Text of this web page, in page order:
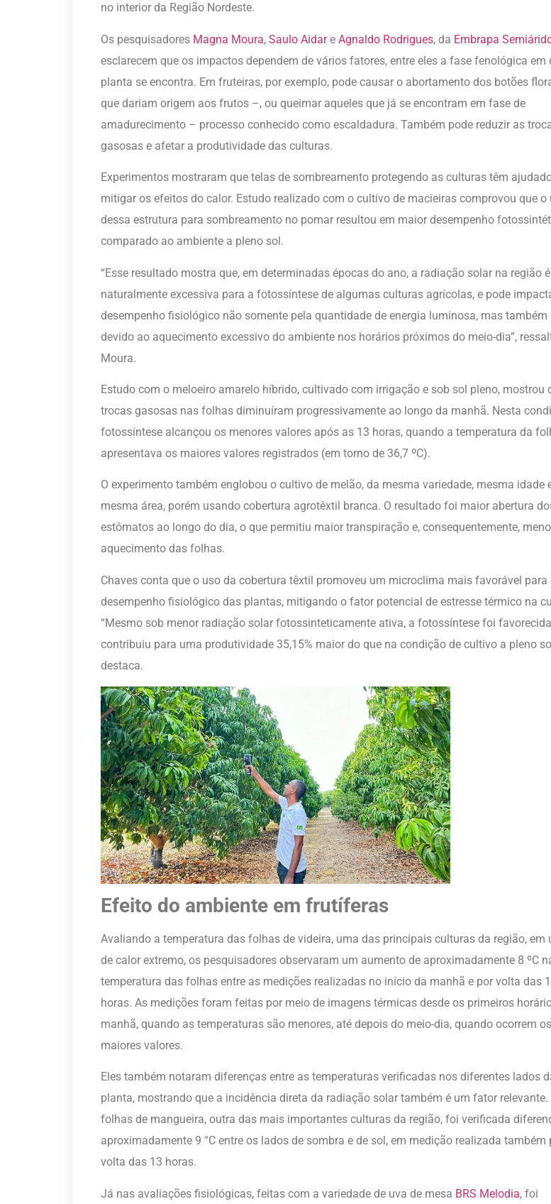
no interior da Região Nordeste.
Os pesquisadores Magna Moura, Saulo Aidare Agnaldo Rodrigues, da Embrapa
esclarecem que os impactos dependem de vários fatores, entre eles a fase fenológica em
planta se encontra. Em fruteiras, por exemplo, pode causar o abortamento dos botões
que dariam origem aos frutos –, ou queimar aqueles que já se encontram em fase de
amadurecimento – processo conhecido como escaldadura. Também pode reduzir as
gasosas e afetar a produtividade das culturas.
Experimentos mostraram que telas de sombreamento protegendo as culturas têm
mitigar os efeitos do calor. Estudo realizado com o cultivo de macieiras comprovou que o
dessa estrutura para sombreamento no pomar resultou em maior desempenho
comparado ao ambiente a pleno sol.
“Esse resultado mostra que, em determinadas épocas do ano, a radiação solar na região é
naturalmente excessiva para a fotossíntese de algumas culturas agrícolas, e pode
desempenho fisiológico não somente pela quantidade de energia luminosa, mas também
devido ao aquecimento excessivo do ambiente nos horários próximos do meio-dia”,
Moura.
Estudo com o meloeiro amarelo híbrido, cultivado com irrigação e sob sol pleno, mostrou
trocas gasosas nas folhas diminuíram progressivamente ao longo da manhã. Nesta
fotossíntese alcançou os menores valores após as 13 horas, quando a temperatura da
apresentava os maiores valores registrados (em torno de 36,7 ºC).
O experimento também englobou o cultivo de melão, da mesma variedade, mesma idade
mesma área, porém usando cobertura agrotêxtil branca. O resultado foi maior abertura
estômatos ao longo do dia, o que permitiu maior transpiração e, consequentemente,
aquecimento das folhas.
Chaves conta que o uso da cobertura têxtil promoveu um microclima mais favorável para
desempenho fisiológico das plantas, mitigando o fator potencial de estresse térmico na
“Mesmo sob menor radiação solar fotossinteticamente ativa, a fotossíntese foi
contribuiu para uma produtividade 35,15% maior do que na condição de cultivo a pleno
destaca.
Efeito do ambiente em frutíferas
Avaliando a temperatura das folhas de videira, uma das principais culturas da região, em
de calor extremo, os pesquisadores observaram um aumento de aproximadamente 8 ºC
temperatura das folhas entre as medições realizadas no início da manhã e por volta das
horas. As medições foram feitas por meio de imagens térmicas desde os primeiros
manhã, quando as temperaturas são menores, até depois do meio-dia, quando ocorrem os
maiores valores.
Eles também notaram diferenças entre as temperaturas verificadas nos diferentes lados
planta, mostrando que a incidência direta da radiação solar também é um fator relevante.
folhas de mangueira, outra das mais importantes culturas da região, foi verificada
aproximadamente 9 °C entre os lados de sombra e de sol, em medição realizada também
volta das 13 horas.
Já nas avaliações fisiológicas, feitas com a variedade de uva de mesa BRS Melodia, foi